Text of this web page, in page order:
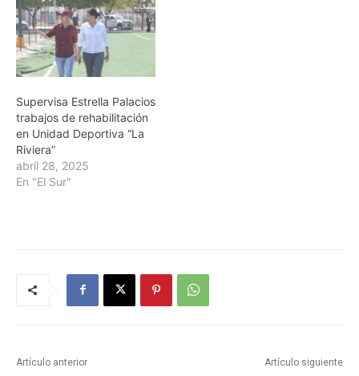
Supervisa Estrella Palacios
trabajos de rehabilitación
en Unidad Deportiva “La
Riviera”
abril 28, 2025
En "El Sur"
Artículo anterior Artículo siguiente